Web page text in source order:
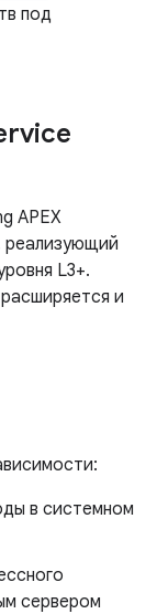
под
APEX
реализующий
L3+.
и
в системном
сервером